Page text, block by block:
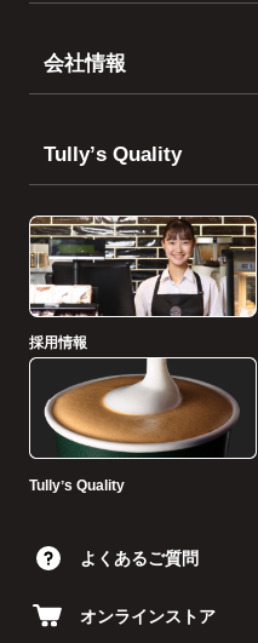
会社情報
Tullyʼs Quality
採用情報
Tullyʼs Quality
よくあるご質問
オンラインストア